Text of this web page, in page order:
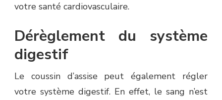
votre santé cardiovasculaire.
Dérèglement du système
digestif
Le coussin d’assise peut également régler
votre système digestif. En effet, le sang n’est